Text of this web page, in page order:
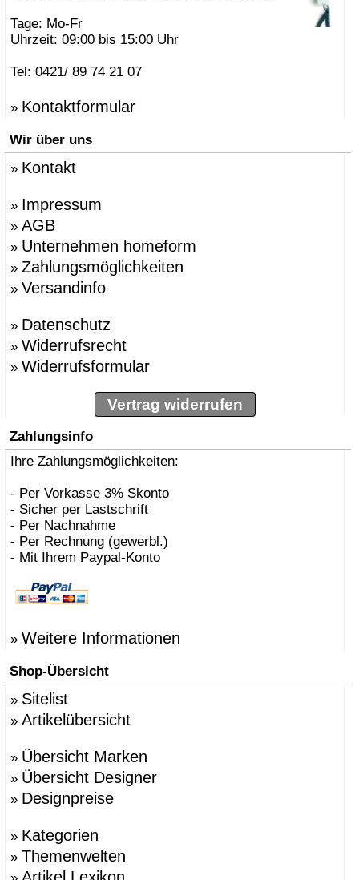
Tage: Mo-Fr
Uhrzeit: 09:00 bis 15:00 Uhr
Tel: 0421/ 89 74 21 07
» Kontaktformular
Wir über uns
» Kontakt
» Impressum
» AGB
» Unternehmen homeform
» Zahlungsmöglichkeiten
» Versandinfo
» Datenschutz
» Widerrufsrecht
» Widerrufsformular
Vertrag widerrufen
Zahlungsinfo
Ihre Zahlungsmöglichkeiten:
- Per Vorkasse 3% Skonto
- Sicher per Lastschrift
- Per Nachnahme
- Per Rechnung (gewerbl.)
- Mit Ihrem Paypal-Konto
» Weitere Informationen
Shop-Übersicht
» Sitelist
» Artikelübersicht
» Übersicht Marken
» Übersicht Designer
» Designpreise
» Kategorien
» Themenwelten